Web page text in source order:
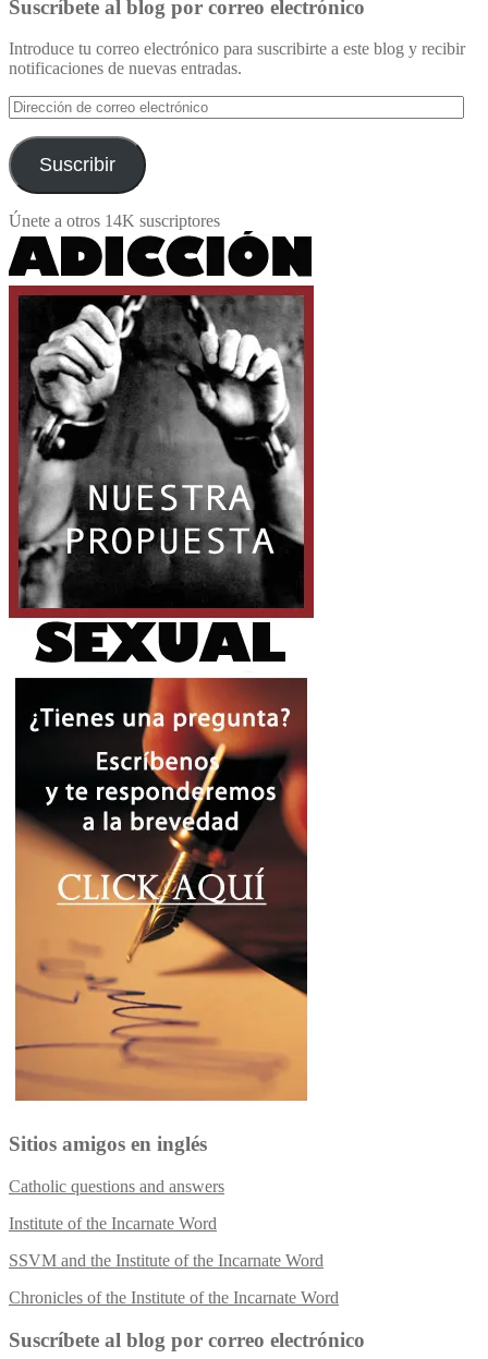
Suscríbete al blog por correo electrónico
Introduce tu correo electrónico para suscribirte a este blog y recibir
notificaciones de nuevas entradas.
Dirección
de
correo
electrónico
Suscribir
Únete a otros 14K suscriptores
Sitios amigos en inglés
Catholic questions and answers
Institute of the Incarnate Word
SSVM and the Institute of the Incarnate Word
Chronicles of the Institute of the Incarnate Word
Suscríbete al blog por correo electrónico